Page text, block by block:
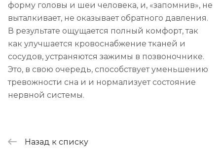
форму головы и шеи человека, и, «запомнив», не
выталкивает, не оказывает обратного давления.
В результате ощущается полный комфорт, так
как улучшается кровоснабжение тканей и
сосудов, устраняются зажимы в позвоночнике.
Это, в свою очередь, способствует уменьшению
тревожности сна и и нормализует состояние
нервной системы.
Назад к списку